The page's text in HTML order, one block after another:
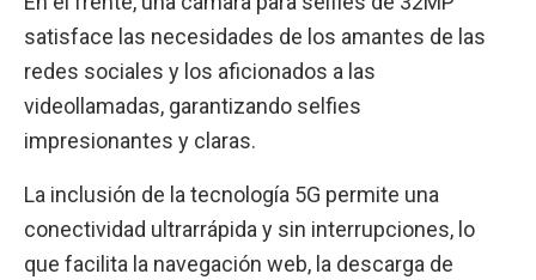
satisface las necesidades de los amantes de las
redes sociales y los aficionados a las
videollamadas, garantizando selfies
impresionantes y claras.
La inclusión de la tecnología 5G permite una
conectividad ultrarrápida y sin interrupciones, lo
que facilita la navegación web, la descarga de